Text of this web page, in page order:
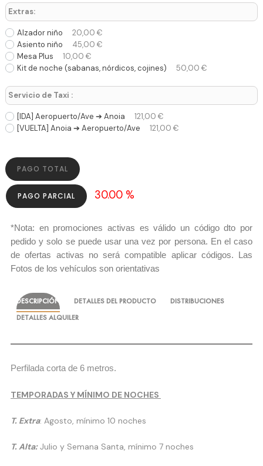
Extras:
Alzador niño
20,00 €
Asiento niño
45,00 €
Mesa Plus
10,00 €
Kit de noche (sabanas, nórdicos, cojines)
50,00 €
Servicio de Taxi :
[IDA] Aeropuerto/Ave ➔ Anoia
121,00 €
[VUELTA] Anoia ➔ Aeropuerto/Ave
121,00 €
PAGO TOTAL
PAGO PARCIAL 30.00 %
*Nota: en promociones activas es válido un código dto por
pedido y solo se puede usar una vez por persona. En el caso
de ofertas activas no será compatible aplicar códigos. Las
Fotos de los vehículos son orientativas
DESCRIPCIÓN DETALLES DEL PRODUCTO
DISTRIBUCIONES
DETALLES ALQUILER
Perfilada corta de 6 metros.
TEMPORADAS Y MÍNIMO DE NOCHES
T. Extra: Agosto, mínimo 10 noches
T. Alta:Julio y Semana Santa, mínimo 7 noches